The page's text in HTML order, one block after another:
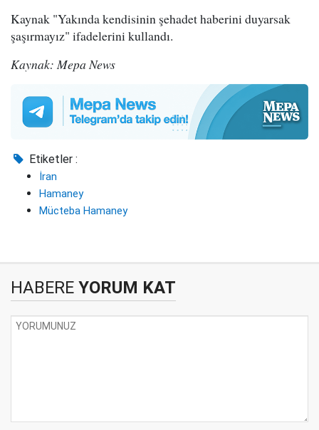
Kaynak "Yakında kendisinin şehadet haberini duyarsak
şaşırmayız" ifadelerini kullandı.
Kaynak: Mepa News
Etiketler :
İran
Hamaney
Mücteba Hamaney
HABERE YORUM KAT